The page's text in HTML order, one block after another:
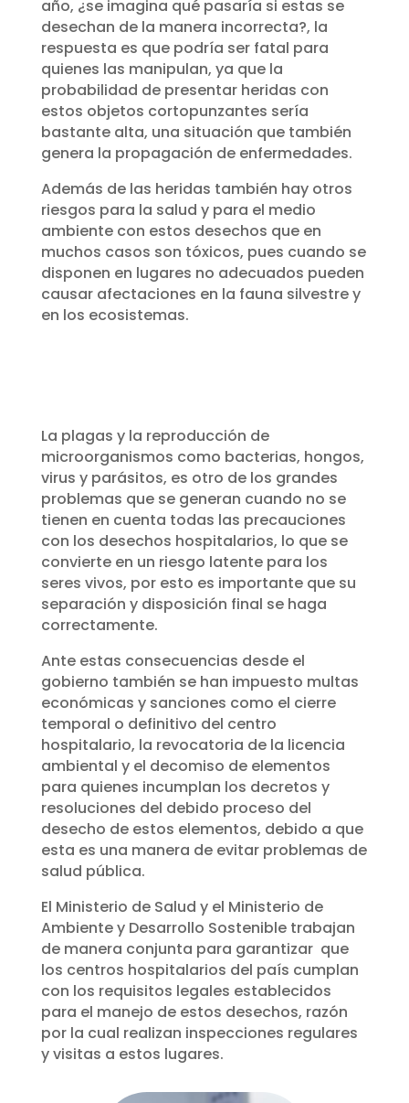
año, ¿se imagina qué pasaría si estas se
desechan de la manera incorrecta?, la
respuesta es que podría ser fatal para
quienes las manipulan, ya que la
probabilidad de presentar heridas con
estos objetos cortopunzantes sería
bastante alta, una situación que también
genera la propagación de enfermedades.
Además de las heridas también hay otros
riesgos para la salud y para el medio
ambiente con estos desechos que en
muchos casos son tóxicos, pues cuando se
disponen en lugares no adecuados pueden
causar afectaciones en la fauna silvestre y
en los ecosistemas.
La plagas y la reproducción de
microorganismos como bacterias, hongos,
virus y parásitos, es otro de los grandes
problemas que se generan cuando no se
tienen en cuenta todas las precauciones
con los desechos hospitalarios, lo que se
convierte en un riesgo latente para los
seres vivos, por esto es importante que su
separación y disposición final se haga
correctamente.
Ante estas consecuencias desde el
gobierno también se han impuesto multas
económicas y sanciones como el cierre
temporal o definitivo del centro
hospitalario, la revocatoria de la licencia
ambiental y el decomiso de elementos
para quienes incumplan los decretos y
resoluciones del debido proceso del
desecho de estos elementos, debido a que
esta es una manera de evitar problemas de
salud pública.
El Ministerio de Salud y el Ministerio de
Ambiente y Desarrollo Sostenible trabajan
de manera conjunta para garantizar que
los centros hospitalarios del país cumplan
con los requisitos legales establecidos
para el manejo de estos desechos, razón
por la cual realizan inspecciones regulares
y visitas a estos lugares.